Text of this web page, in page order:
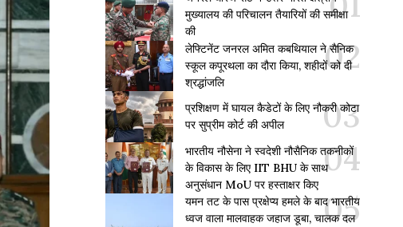
मुख्यालय की परिचालन तैयारियों की समीक्षा
की
लेफ्टिनेंट जनरल अमित कबथियाल ने सैनिक
स्कूल कपूरथला का दौरा किया, शहीदों को दी
श्रद्धांजलि
प्रशिक्षण में घायल कैडेटों के लिए नौकरी कोटा
पर सुप्रीम कोर्ट की अपील
भारतीय नौसेना ने स्वदेशी नौसैनिक तकनीकों
के विकास के लिए IIT BHU के साथ
अनुसंधान MoU पर हस्ताक्षर किए
यमन तट के पास प्रक्षेप्य हमले के बाद भारतीय
ध्वज वाला मालवाहक जहाज डूबा, चालक दल